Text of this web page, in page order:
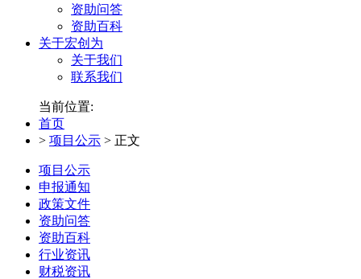
资助问答
资助百科
关于宏创为
关于我们
联系我们
当前位置:
首页
> 项目公示 > 正文
项目公示
申报通知
政策文件
资助问答
资助百科
行业资讯
财税资讯